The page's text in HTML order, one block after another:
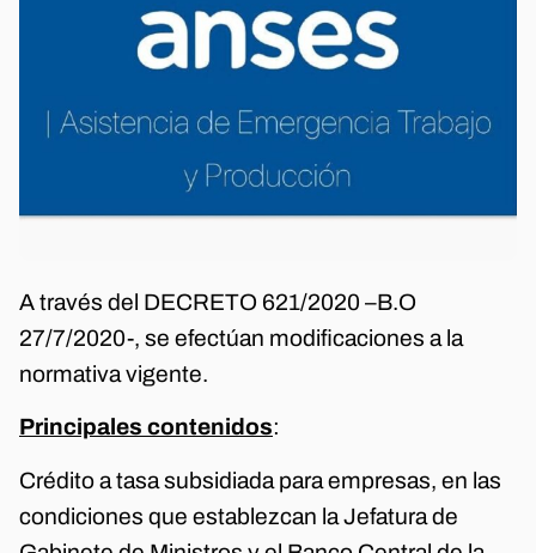
A través del DECRETO 621/2020 –B.O
27/7/2020-, se efectúan modificaciones a la
normativa vigente.
Principales contenidos:
Crédito a tasa subsidiada para empresas, en las
condiciones que establezcan la Jefatura de